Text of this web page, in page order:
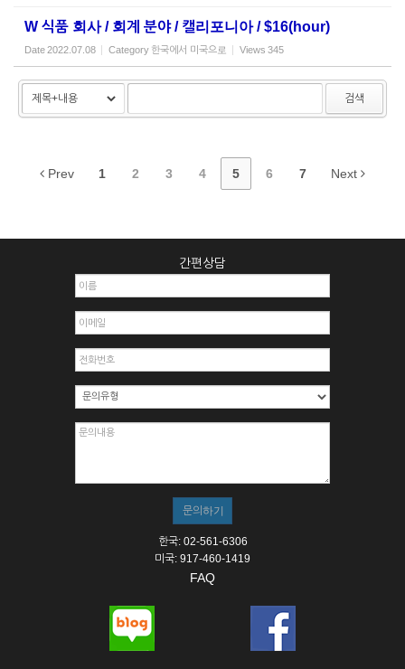
W 식품 회사 / 회계 분야 / 캘리포니아 / $16(hour)
Date2022.07.08 Category 한국에서 미국으로 Views 345
검색
Prev 1 2 3 4 5 6 7 Next
간편상담
한국: 02-561-6306
미국: 917-460-1419
FAQ